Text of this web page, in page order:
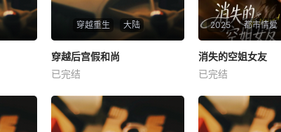
穿越重生 大陆
穿越后宫假和尚
未知
穿越后宫假和尚
已完结
2025 都市情爱
消失的空姐女友
未知
消失的空姐女友
已完结